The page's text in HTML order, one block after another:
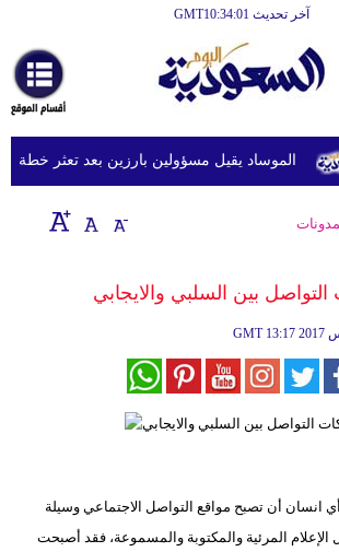
آخر تحديث GMT10:34:01
الموساد يقيل مسؤولين بارزين بعد تعثر خطة
بين السلبي والايجابي
GMT
انسان أن تصبح مواقع التواصل الاجتماعي وسيلة
الإعلام المرئية والمكتوبة والمسموعة، فقد أصبحت